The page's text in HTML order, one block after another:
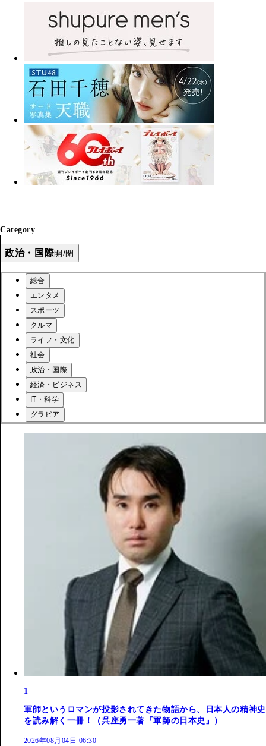
Category
政治・国際開/閉
総合
エンタメ
スポーツ
クルマ
ライフ・文化
社会
政治・国際
経済・ビジネス
IT・科学
グラビア
1
軍師というロマンが投影されてきた物語から、日本人の精神史
を読み解く一冊！（呉座勇一著『軍師の日本史』）
2026年08月04日 06:30